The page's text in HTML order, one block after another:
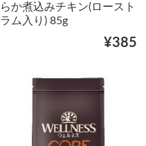
らか煮込みチキン(ロースト
ラム入り) 85g
¥385